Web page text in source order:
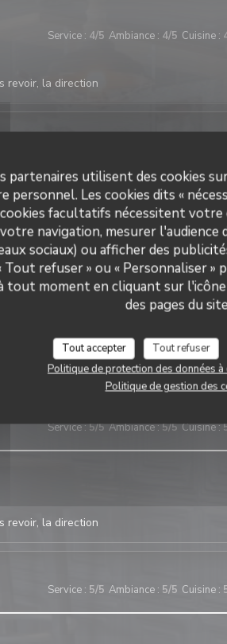
partenaires utilisent des cookies
personnel. Les cookies dits «
facultatifs nécessitent
navigation, mesurer
sociaux) ou afficher des
Tout refuser » ou « Personnaliser
tout moment en cliquant sur
des pages du
Tout accepter Tout refuser
Politique de protection des données
Politique de gestion des
Service : 4/5 Ambiance : 4/5 Cuisine :
revoir, la direction
revoir, la direction
Service: 5 /5 Ambiance: 5/5 Cuisine :
excellent
revoir, la direction
Service:5/5 Ambiance:5/5 Cuisine:
revoir, la direction
Service : 5/5 Ambiance : 5/5 Cuisine :